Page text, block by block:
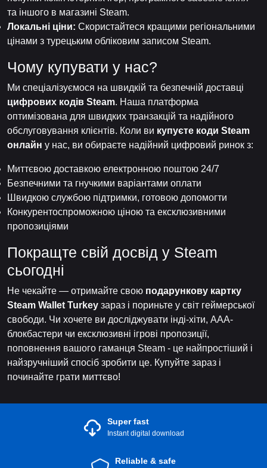
та іншого в магазині Steam.
Локальні ціни: Скористайтеся кращими регіональними
цінами з турецьким обліковим записом Steam.
Чому купувати у нас?
Ми спеціалізуємося на швидкій та безпечній доставці
цифрових кодів Steam. Наша платформа
оптимізована для швидких транзакцій та надійного
обслуговування клієнтів. Коли ви купуєте коди Steam
онлайн у нас, ви обираєте надійний цифровий ринок з:
Миттєвою доставкою електронною поштою 24/7
Безпечними та гнучкими варіантами оплати
Швидкою службою підтримки, готовою допомогти
Конкурентоспроможною ціною та ексклюзивними
пропозиціями
Покращте свій досвід у Steam
сьогодні
Не чекайте — отримайте свою подарункову картку
Steam Wallet Turkey зараз і пориньте у світ геймерської
свободи. Чи хочете ви досліджувати інді-хіти, AAA-
блокбастери чи ексклюзивні ігрові пропозиції,
поповнення вашого гаманця Steam - це найпростіший і
найзручніший спосіб зробити це. Купуйте зараз і
починайте грати миттєво!
Super fast
Instant digital download
Reliable & safe